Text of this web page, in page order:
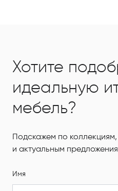
Хотите
идеальную
мебель?
Подскажем по
и актуальным
Имя